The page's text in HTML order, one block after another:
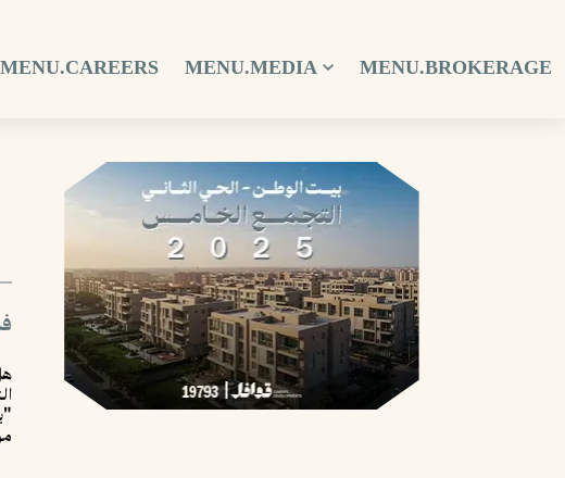
MENU.CAREERS MENU.MEDIA MENU.BROKERAGE